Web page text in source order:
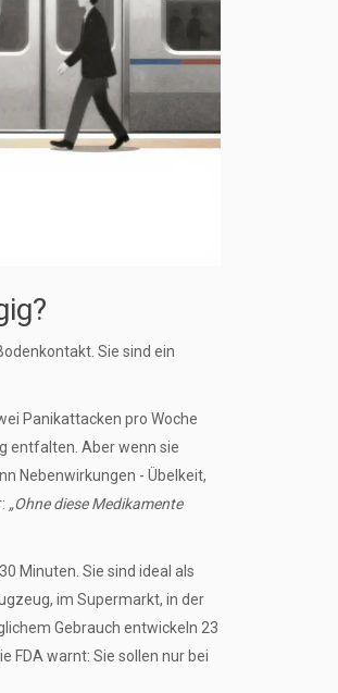
Sie sind ein
Panikattacken pro Woche
entfalten. Aber wenn sie
Nebenwirkungen - Übelkeit,
„Ohne diese Medikamente
Minuten. Sie sind ideal als
im Supermarkt, in der
Gebrauch entwickeln 23
FDA warnt: Sie sollen nur bei